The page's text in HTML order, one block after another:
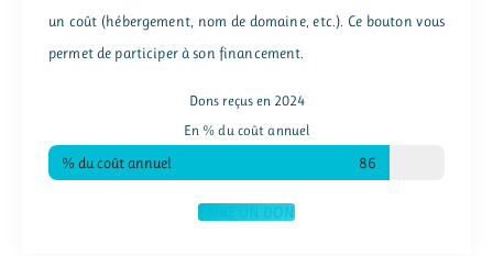
un coût (hébergement, nom de domaine, etc.). Ce bouton vous
permet de participer à son financement.
Dons reçus en 2024
En % du coût annuel
% du coût annuel 86
FAIRE UN DON